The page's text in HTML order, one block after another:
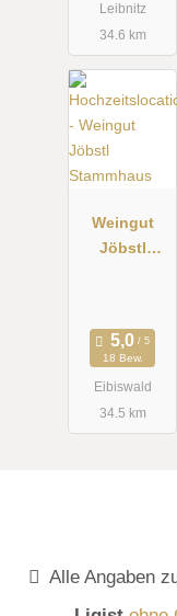
Leibnitz
34.6 km
Weingut
Jöbstl
18 Bew.
Eibiswald
34.5 km
Alle Angaben